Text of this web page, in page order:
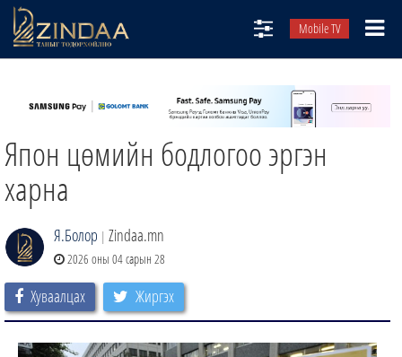
Mobile TV
ТВ8
ӨГЛӨӨНИЙ СОНИН
АУДИО ЗОХИОЛ
ЗИНДАА СЭТГҮҮЛ
Япон цөмийн бодлогоо эргэн
харна
Я.Болор | Zindaa.mn
2026 оны 04 сарын 28
Хуваалцах Жиргэх